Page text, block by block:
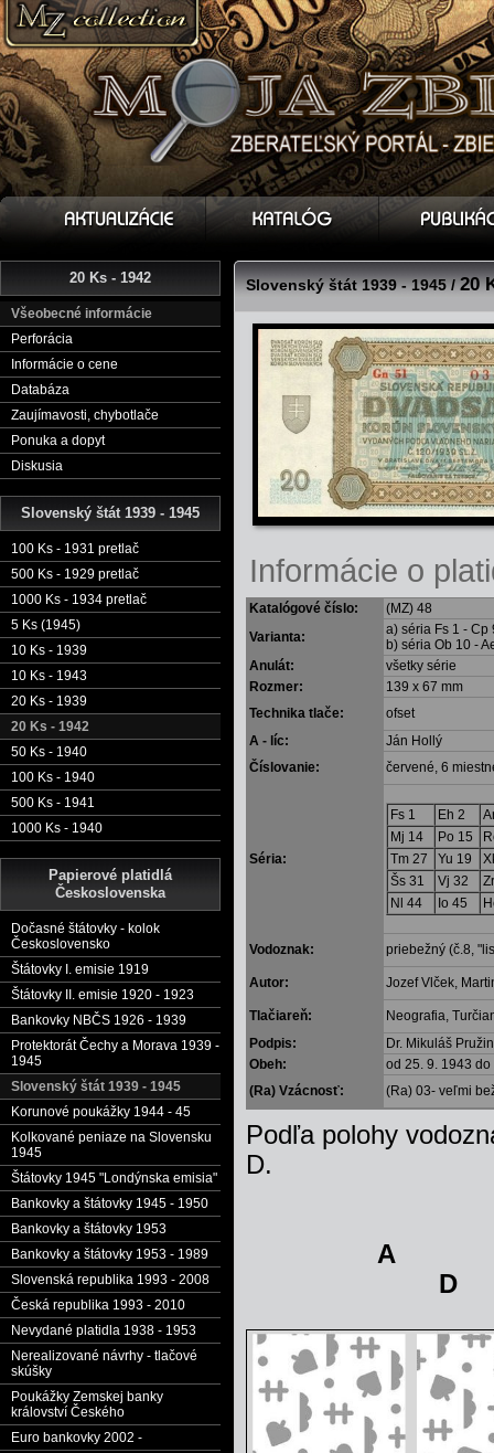
20 Ks - 1942
Všeobecné informácie
Perforácia
Informácie o cene
Databáza
Zaujímavosti, chybotlače
Ponuka a dopyt
Diskusia
Slovenský štát 1939 - 1945
100 Ks - 1931 pretlač
500 Ks - 1929 pretlač
1000 Ks - 1934 pretlač
5 Ks (1945)
10 Ks - 1939
10 Ks - 1943
20 Ks - 1939
20 Ks - 1942
50 Ks - 1940
100 Ks - 1940
500 Ks - 1941
1000 Ks - 1940
Papierové platidlá
Československa
Dočasné štátovky - kolok
Československo
Štátovky I. emisie 1919
Štátovky II. emisie 1920 - 1923
Bankovky NBČS 1926 - 1939
Protektorát Čechy a Morava 1939 -
1945
Slovenský štát 1939 - 1945
Korunové poukážky 1944 - 45
Kolkované peniaze na Slovensku
1945
Štátovky 1945 "Londýnska emisia"
Bankovky a štátovky 1945 - 1950
Bankovky a štátovky 1953
Bankovky a štátovky 1953 - 1989
Slovenská republika 1993 - 2008
Česká republika 1993 - 2010
Nevydané platidla 1938 - 1953
Nerealizované návrhy - tlačové
skúšky
Poukážky Zemskej banky
království Českého
Euro bankovky 2002 -
Slovenský štát 1939 - 1945 /20
Informácie o
Katalógové číslo:
(MZ) 48
Varianta:
a) séria Fs 1 - Cp
b) séria Ob 10 -
Anulát:
všetky série
Rozmer:
139 x 67 mm
Technika tlače:
ofset
A - líc:
Ján Hollý
Číslovanie:
červené, 6
Séria:
Fs 1 Eh 2
Mj 14
Po 15
Tm 27
Yu 19
Šs 31
Vj 32
Nl 44
Io 45
Vodoznak: priebežný (č.8,
Autor: Jozef Vlček,
Tlačiareň:
Neografia,
Podpis:
Dr. Mikuláš
Obeh:
od 25. 9. 1943
(Ra) Vzácnosť:
(Ra) 03- veľmi
Podľa polohy
D.
D